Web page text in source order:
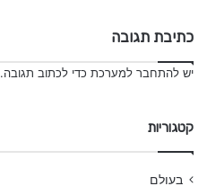
כתיבת תגובה
יש להתחבר למערכת כדי לכתוב תגובה.
קטגוריות
בעולם